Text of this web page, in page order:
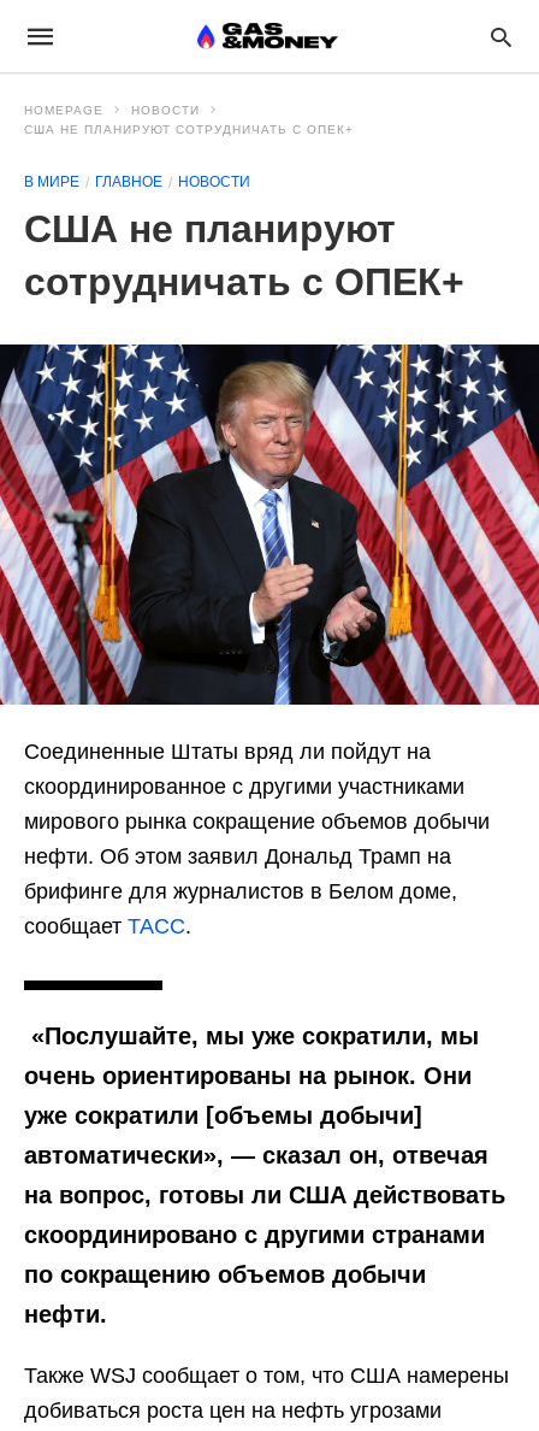
HOMEPAGE
НОВОСТИ
США НЕ ПЛАНИРУЮТ СОТРУДНИЧАТЬ С ОПЕК+
В МИРЕ ГЛАВНОЕ НОВОСТИ
США не планируют
сотрудничать с ОПЕК+
Соединенные Штаты вряд ли пойдут на
скоординированное с другими участниками
мирового рынка сокращение объемов добычи
нефти. Об этом заявил Дональд Трамп на
брифинге для журналистов в Белом доме,
сообщает ТАСС.
«Послушайте, мы уже сократили, мы
очень ориентированы на рынок. Они
уже сократили [объемы добычи]
автоматически», — сказал он, отвечая
на вопрос, готовы ли США действовать
скоординировано с другими странами
по сокращению объемов добычи
нефти.
Также WSJ сообщает о том, что США намерены
добиваться роста цен на нефть угрозами